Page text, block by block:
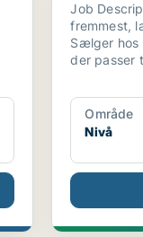
Job
fremmest,
Sælger hos
der passer
Område
Nivå